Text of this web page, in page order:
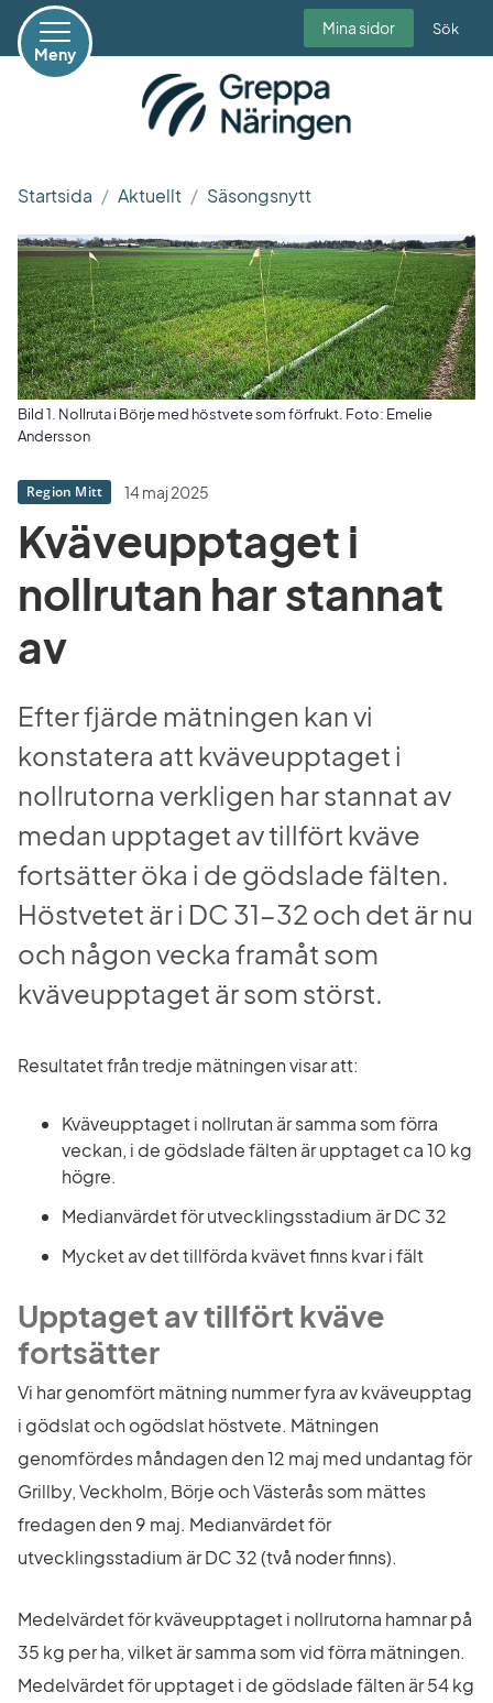
Mina sidor
Sök
Meny
Startsida Aktuellt Säsongsnytt
Bild 1. Nollruta i Börje med höstvete som förfrukt. Foto: Emelie
Andersson
Region Mitt 14 maj 2025
Kväveupptaget i
nollrutan har stannat
av
Efter fjärde mätningen kan vi
konstatera att kväveupptaget i
nollrutorna verkligen har stannat av
medan upptaget av tillfört kväve
fortsätter öka i de gödslade fälten.
Höstvetet är i DC 31-32 och det är nu
och någon vecka framåt som
kväveupptaget är som störst.
Resultatet från tredje mätningen visar att:
Kväveupptaget i nollrutan är samma som förra
veckan, i de gödslade fälten är upptaget ca 10 kg
högre.
Medianvärdet för utvecklingsstadium är DC 32
Mycket av det tillförda kvävet finns kvar i fält
Upptaget av tillfört kväve
fortsätter
Vi har genomfört mätning nummer fyra av kväveupptag
i gödslat och ogödslat höstvete. Mätningen
genomfördes måndagen den 12 maj med undantag för
Grillby, Veckholm, Börje och Västerås som mättes
fredagen den 9 maj. Medianvärdet för
utvecklingsstadium är DC 32 (två noder finns).
Medelvärdet för kväveupptaget i nollrutorna hamnar på
35 kg per ha, vilket är samma som vid förra mätningen.
Medelvärdet för upptaget i de gödslade fälten är 54 kg